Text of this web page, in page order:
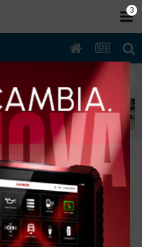
182b6000 76Kw
a metano
2